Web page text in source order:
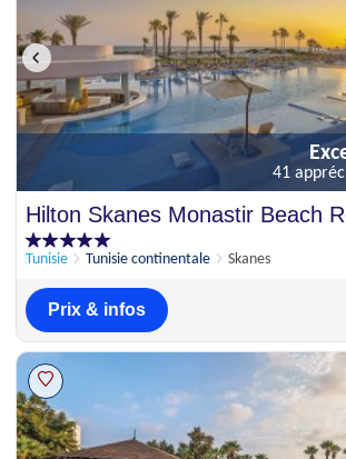
Hilton Skanes Monastir Beach
Tunisie Tunisie continentale Skanes
41
Prix & infos